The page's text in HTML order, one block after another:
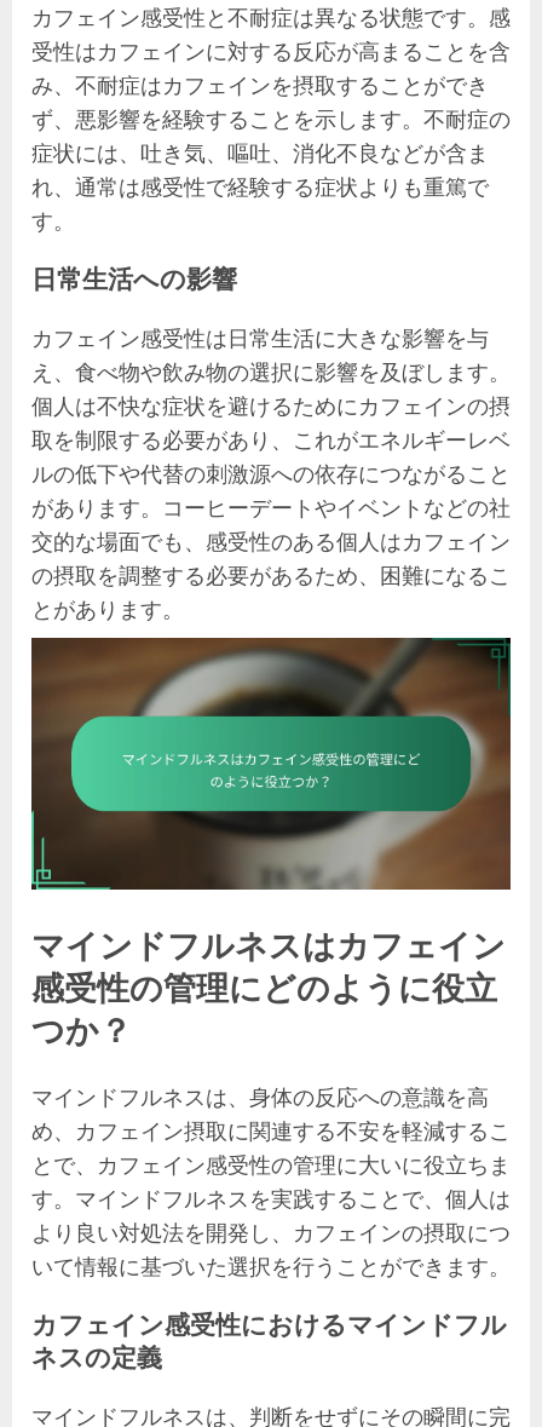
カフェイン感受性と不耐症は異なる状態です。感
受性はカフェインに対する反応が高まることを含
み、不耐症はカフェインを摂取することができ
ず、悪影響を経験することを示します。不耐症の
症状には、吐き気、嘔吐、消化不良などが含ま
れ、通常は感受性で経験する症状よりも重篤で
す。
日常生活への影響
カフェイン感受性は日常生活に大きな影響を与
え、食べ物や飲み物の選択に影響を及ぼします。
個人は不快な症状を避けるためにカフェインの摂
取を制限する必要があり、これがエネルギーレベ
ルの低下や代替の刺激源への依存につながること
があります。コーヒーデートやイベントなどの社
交的な場面でも、感受性のある個人はカフェイン
の摂取を調整する必要があるため、困難になるこ
とがあります。
マインドフルネスはカフェイン
感受性の管理にどのように役立
つか？
マインドフルネスは、身体の反応への意識を高
め、カフェイン摂取に関連する不安を軽減するこ
とで、カフェイン感受性の管理に大いに役立ちま
す。マインドフルネスを実践することで、個人は
より良い対処法を開発し、カフェインの摂取につ
いて情報に基づいた選択を行うことができます。
カフェイン感受性におけるマインドフル
ネスの定義
マインドフルネスは、判断をせずにその瞬間に完